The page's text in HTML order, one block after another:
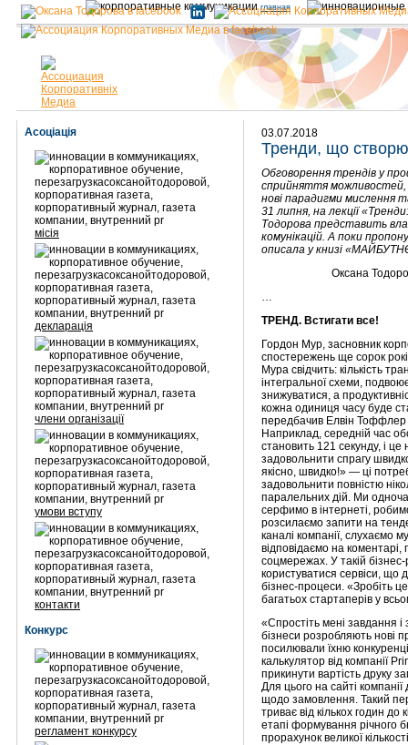
главная
Асоціація
місія
декларація
члени організації
умови вступу
контакти
Конкурс
регламент конкурсу
03.07.2018
Тренди, що
Обговорення трендів у
сприйняття можливостей,
нові парадигми мислення
31 липня, на лекції
Тодорова представить
комунікацій. А поки
описала у книзі
Оксана
…
ТРЕНД. Встигати все!
Гордон Мур, засновник
спостережень ще сорок
Мура свідчить: кількість
інтегральної схеми,
знижуватися, а
кожна одиниця часу буде
передбачив Елвін Тоффлер
Наприклад, середній час
становить 121 секунду, і
задовольнити спрагу
якісно, швидко!» — ці
задовольнити повністю
паралельних дій. Ми
серфимо в інтернеті,
розсилаємо запити на
каналі компанії, слухаємо
відповідаємо на
соцмережах. У такій
користуватися сервіси, що
бізнес-процеси. «Зробіть
багатьох стартаперів у
«Спростіть мені завдання
бізнеси розробляють нові
посилювали їхню
калькулятор від компанії
прикинути вартість друку
Для цього на сайті
щодо замовлення. Такий
триває від кількох годин до
етапі формування річного
прорахунок великої